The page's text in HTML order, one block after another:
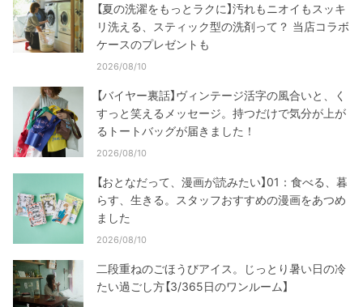
【夏の洗濯をもっとラクに】汚れもニオイもスッキ
リ洗える、スティック型の洗剤って？ 当店コラボ
ケースのプレゼントも
2026/08/10
【バイヤー裏話】ヴィンテージ活字の風合いと、く
すっと笑えるメッセージ。持つだけで気分が上が
るトートバッグが届きました！
2026/08/10
【おとなだって、漫画が読みたい】01：食べる、暮
らす、生きる。スタッフおすすめの漫画をあつめ
ました
2026/08/10
二段重ねのごほうびアイス。じっとり暑い日の冷
たい過ごし方【3/365日のワンルーム】